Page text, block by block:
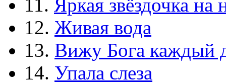
11. Яркая звёздочка на
12. Живая вода
13. Вижу Бога каждый
14. Упала слеза